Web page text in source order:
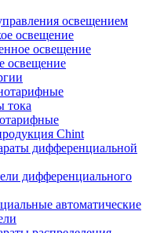
освещением
освещение
освещение
освещение
тока
Chint
дифференциальной
дифференциального
автоматические